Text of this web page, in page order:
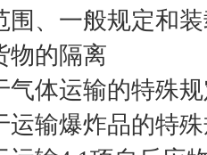
、一般规定和
的隔离
体运输的特殊
输爆炸品的特